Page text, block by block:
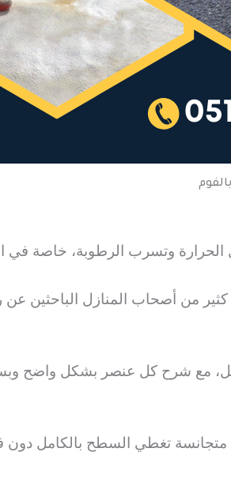
وتسرب الرطوبة، خاصة في
أصبح الفوم خيارًا عمليًا يلجأ إليه كثير من أصحاب
مع شرح كل عنصر بشكل واضح
متجانسة تغطي السطح بالكامل دون